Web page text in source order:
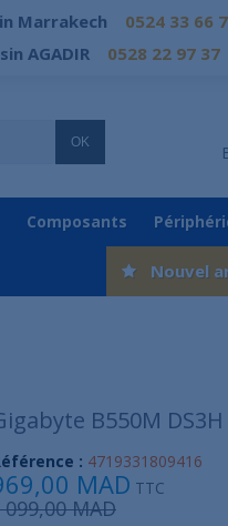
Marrakech 0524 33 66
AGADIR 0528 22 97 37
OK
Nouvel
Composants
B550M DS3H
: 4719331809416
MAD TTC
099,00 MAD